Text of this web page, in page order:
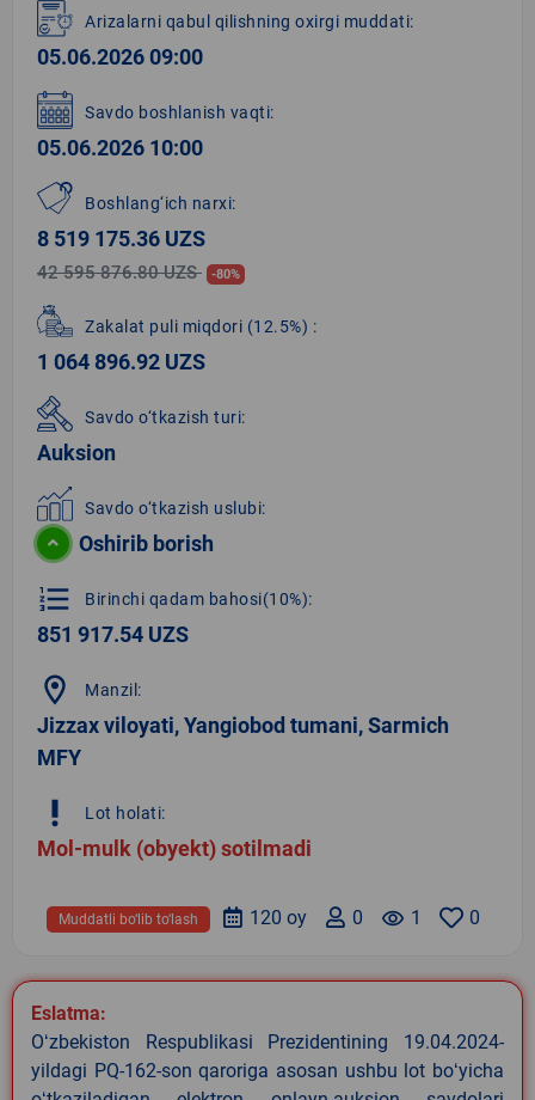
1
of
8
Arizalarni qabul qilishning oxirgi muddati:
05.06.2026 09:00
Savdo boshlanish vaqti:
05.06.2026 10:00
Boshlang‘ich narxi:
8 519 175.36 UZS
42 595 876.80 UZS -80%
Zakalat puli miqdori (12.5%) :
1 064 896.92 UZS
Savdo o‘tkazish turi:
Auksion
Savdo o‘tkazish uslubi:
Oshirib borish
format_list_numbered Birinchi qadam bahosi(10%):
851 917.54 UZS
location_on Manzil:
Jizzax viloyati, Yangiobod tumani, Sarmich
MFY
priority_high Lot holati:
Mol-mulk (obyekt) sotilmadi
0
remove_red_eye 1
0
120 oy
Muddatli bo‘lib to‘lash
Eslatma:
Oʻzbekiston Respublikasi Prezidentining 19.04.2024-
yildagi PQ-162-son qaroriga asosan ushbu lot boʻyicha